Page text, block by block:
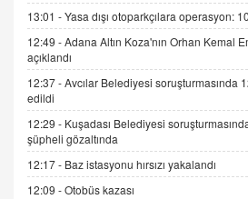
İNCİ GÜL AKÖL
06.07.2026 13:00
ADEM AKÖL
Esed Destekçilerinin
Sednaya
11.12.2024 12:30
13:01 -Yasa dışı otoparkçılara operasyon:
12:49 -Adana Altın Koza'nın Orhan Kemal
açıklandı
12:37 -Avcılar Belediyesi soruşturmasında
edildi
12:29 - Kuşadası Belediyesi
şüpheli gözaltında
12:17 - Baz istasyonu hırsızı yakalandı
12:09 -Otobüs kazası